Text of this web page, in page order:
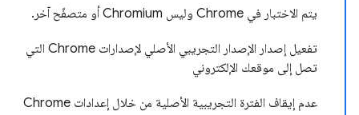
يتم الاختبار في Chrome وليس Chromium أو متصفّح آخر.
تفعيل إصدار الإصدار التجريبي الأصلي لإصدارات Chrome التي
تصل إلى موقعك الإلكتروني
عدم إيقاف الفترة التجريبية الأصلية من خلال إعدادات Chrome